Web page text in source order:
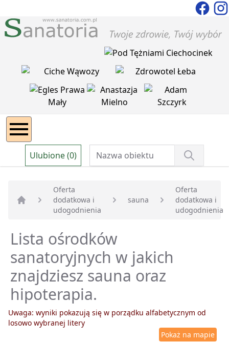
Ulubione (0)
Strona główna
Oferta
dodatkowa i
udogodnienia
sauna
Oferta
dodatkowa i
udogodnienia
Lista ośrodków
sanatoryjnych w jakich
znajdziesz sauna oraz
hipoterapia.
Uwaga: wyniki pokazują się w porządku alfabetycznym od
losowo wybranej litery
Pokaż na mapie